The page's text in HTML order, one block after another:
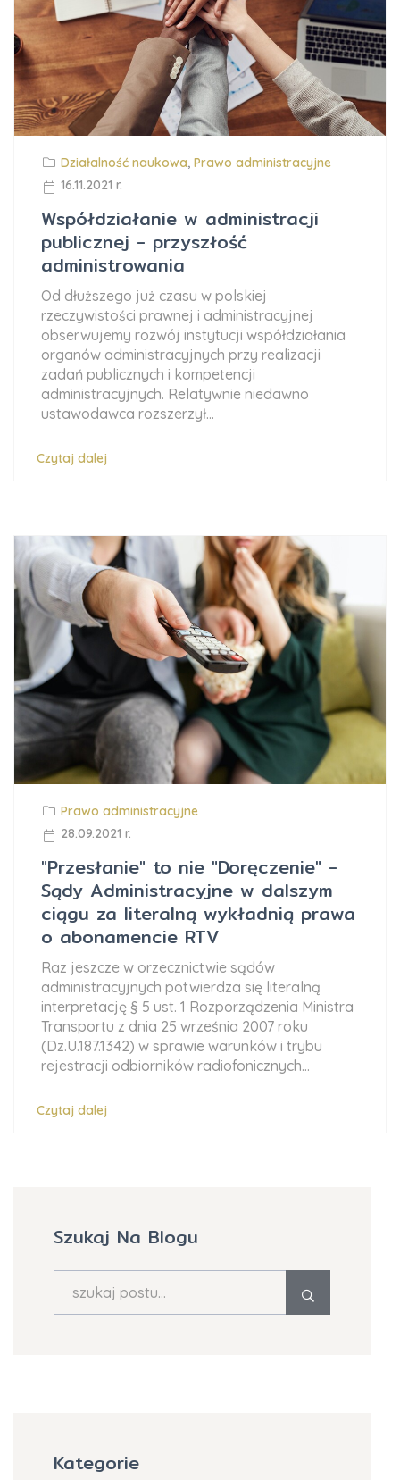
Działalność naukowa, Prawo administracyjne
16.11.2021 r.
Współdziałanie w administracji
publicznej - przyszłość
administrowania
Od dłuższego już czasu w polskiej
rzeczywistości prawnej i administracyjnej
obserwujemy rozwój instytucji współdziałania
organów administracyjnych przy realizacji
zadań publicznych i kompetencji
administracyjnych. Relatywnie niedawno
ustawodawca rozszerzył...
Czytaj dalej
Prawo administracyjne
28.09.2021 r.
"Przesłanie" to nie "Doręczenie" -
Sądy Administracyjne w dalszym
ciągu za literalną wykładnią prawa
o abonamencie RTV
Raz jeszcze w orzecznictwie sądów
administracyjnych potwierdza się literalną
interpretację § 5 ust. 1 Rozporządzenia Ministra
Transportu z dnia 25 września 2007 roku
(Dz.U.187.1342) w sprawie warunków i trybu
rejestracji odbiorników radiofonicznych...
Czytaj dalej
Szukaj Na Blogu
Kategorie